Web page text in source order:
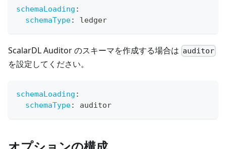
schemaLoading :
schemaType: ledger
ScalarDL Auditor のスキーマを作成する場合は auditor
を設定してください。
schemaLoading :
schemaType: auditor